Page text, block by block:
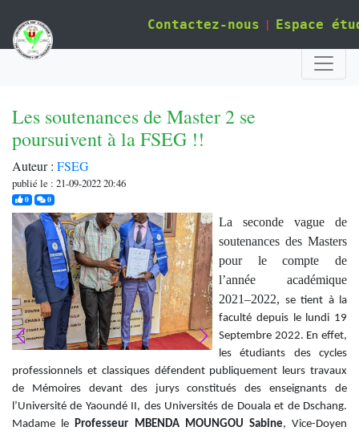
Contactez-nous | Espace
Les soutenances de Master 2 se
poursuivent à la FSEG !!
Auteur : FSEG
publié le : 21-09-2022 20:46
0j'aime0commentaires
La seconde vague de
soutenances des Masters
pour le compte de
l’année académique
2021–2022, se tient à la
faculté depuis le lundi 19
Septembre 2022. En effet,
les étudiants des cycles
professionnels et classiques défendent publiquement leurs travaux
de Mémoires devant des jurys constitués des enseignants de
l’Université de Yaoundé II, des Universités de Douala et de Dschang.
Madame leProfesseur MBENDA MOUNGOU Sabine, Vice-Doyen